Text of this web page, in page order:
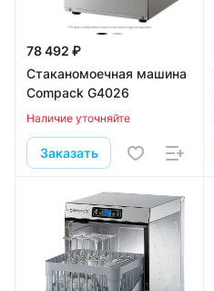
78 492 ₽
Стаканомоечная машина
Compack G4026
Наличие уточняйте
Заказать